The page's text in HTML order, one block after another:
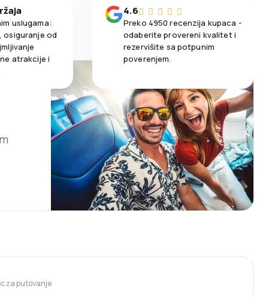
uslugama:
osiguranje od
atrakcije i
4.6
Preko 4950 recenzija kupaca -
odaberite provereni kvalitet i
rezervišite sa potpunim
poverenjem.
za putovanje